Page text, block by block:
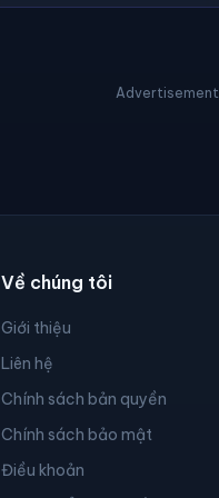
Advertisement
Về chúng tôi
Giới thiệu
Liên hệ
Chính sách bản quyền
Chính sách bảo mật
Điều khoản